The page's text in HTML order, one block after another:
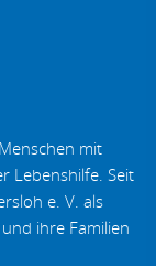
mit
Lebenshilfe. Seit
e. V. als
ihre Familien